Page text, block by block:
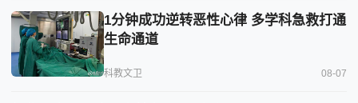
1分钟成功逆转恶性心律 多学科急救打通
生命通道
科教文卫 08-07